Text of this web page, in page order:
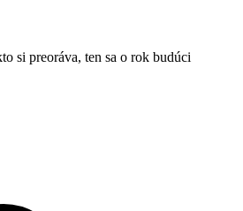
si preoráva, ten sa o rok budúci